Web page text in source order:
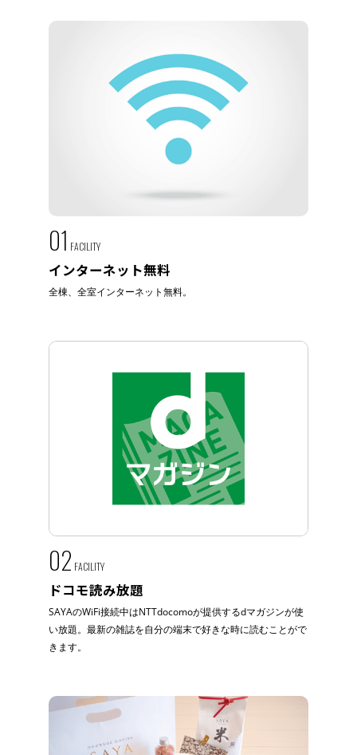
01 FACILITY
インターネット無料
全棟、全室インターネット無料。
02 FACILITY
ドコモ読み放題
SAYAのWiFi接続中はNTTdocomoが提供するdマガジンが使
い放題。最新の雑誌を自分の端末で好きな時に読むことがで
きます。